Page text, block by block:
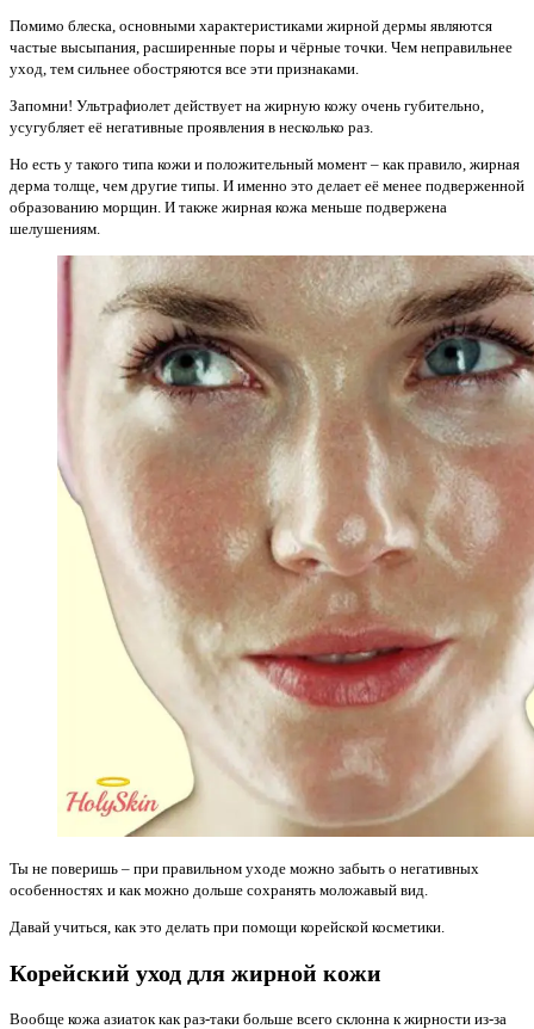
Помимо блеска, основными характеристиками жирной дермы являются
частые высыпания, расширенные поры и чёрные точки. Чем неправильнее
уход, тем сильнее обостряются все эти признаками.
Запомни! Ультрафиолет действует на жирную кожу очень губительно,
усугубляет её негативные проявления в несколько раз.
Но есть у такого типа кожи и положительный момент – как правило, жирная
дерма толще, чем другие типы. И именно это делает её менее подверженной
образованию морщин. И также жирная кожа меньше подвержена
шелушениям.
Ты не поверишь – при правильном уходе можно забыть о негативных
особенностях и как можно дольше сохранять моложавый вид.
Давай учиться, как это делать при помощи корейской косметики.
Корейский уход для жирной кожи
Вообще кожа азиаток как раз-таки больше всего склонна к жирности из-за